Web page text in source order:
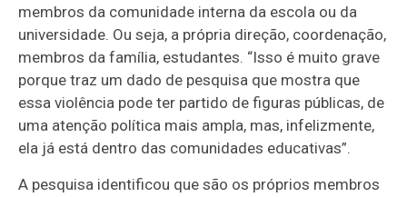
membros da comunidade interna da escola ou da
universidade. Ou seja, a própria direção, coordenação,
membros da família, estudantes. “Isso é muito grave
porque traz um dado de pesquisa que mostra que
essa violência pode ter partido de figuras públicas, de
uma atenção política mais ampla, mas, infelizmente,
ela já está dentro das comunidades educativas”.
A pesquisa identificou que são os próprios membros